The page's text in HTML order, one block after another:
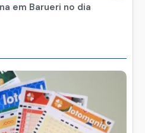
em Barueri no dia